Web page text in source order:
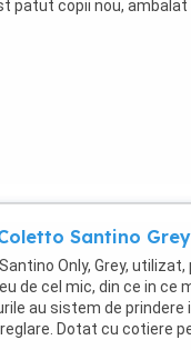
patut copii nou, ambalat
Santino
Only, Grey,
de cel mic, din ce in ce
au sistem de prindere
Dotat cu cotiere